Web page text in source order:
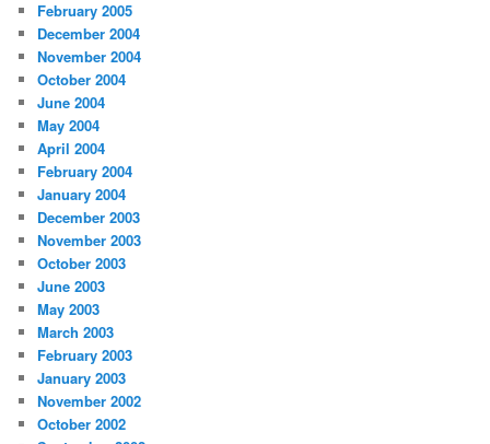
February 2005
December 2004
November 2004
October 2004
June 2004
May 2004
April 2004
February 2004
January 2004
December 2003
November 2003
October 2003
June 2003
May 2003
March 2003
February 2003
January 2003
November 2002
October 2002